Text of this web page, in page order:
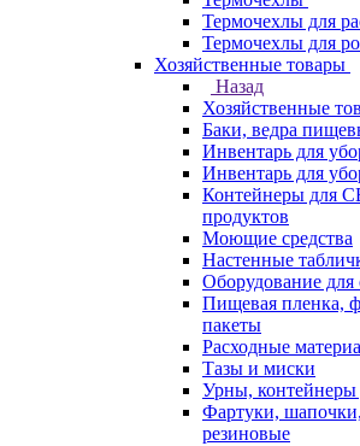
Термочехлы для
Термочехлы для
Хозяйственные товары
Назад
Хозяйственные
Баки, ведра
Инвентарь для
Инвентарь для
Контейнеры для
продуктов
Моющие средства
Настенные
Оборудование для
Пищевая пленка,
пакеты
Расходные
Тазы и миски
Урны, контейнеры
Фартуки,
резиновые